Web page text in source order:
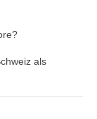
als